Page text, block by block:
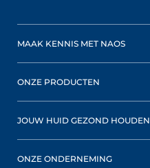
MAAK KENNIS MET NAOS
ONZE PRODUCTEN
JOUW HUID GEZOND HOUDEN
ONZE ONDERNEMING